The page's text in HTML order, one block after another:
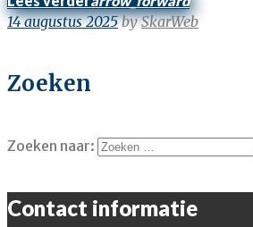
14 augustus 2025 bySkarWeb
Zoeken
Zoeken naar:
Contact informatie